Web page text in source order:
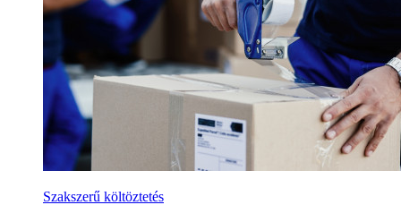
Szakszerű költöztetés